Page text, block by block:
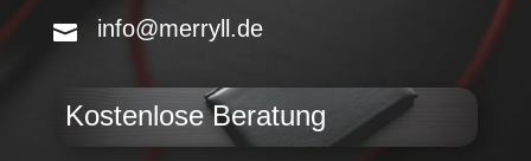
info@merryll.de
Kostenlose Beratung